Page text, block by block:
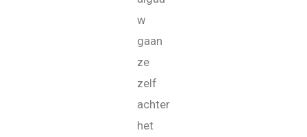
w
gaan
ze
zelf
achter
het